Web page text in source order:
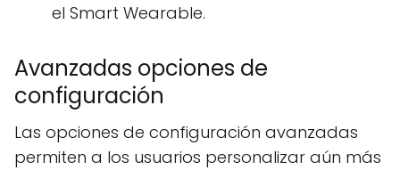
el Smart Wearable.
Avanzadas opciones de
configuración
Las opciones de configuración avanzadas
permiten a los usuarios personalizar aún más